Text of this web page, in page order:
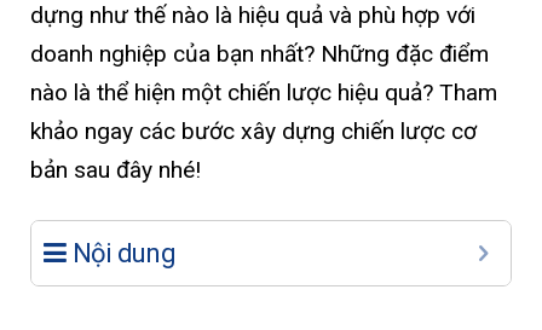
dựng như thế nào là hiệu quả và phù hợp với
doanh nghiệp của bạn nhất? Những đặc điểm
nào là thể hiện một chiến lược hiệu quả? Tham
khảo ngay các bước xây dựng chiến lược cơ
bản sau đây nhé!
Nội dung